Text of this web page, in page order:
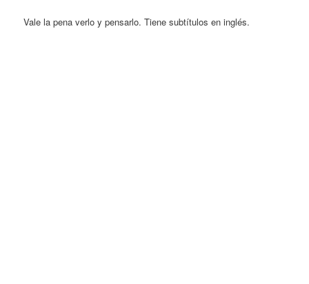
Vale la pena verlo y pensarlo. Tiene subtítulos en inglés.